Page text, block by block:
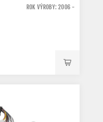
ROK VÝROBY: 2006 -